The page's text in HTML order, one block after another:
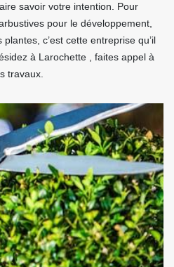
savoir votre intention. Pour
pour le développement,
c’est cette entreprise qu’il
à Larochette , faites appel à
travaux.